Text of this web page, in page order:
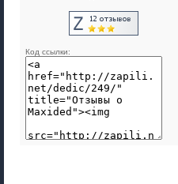
Код ссылки: